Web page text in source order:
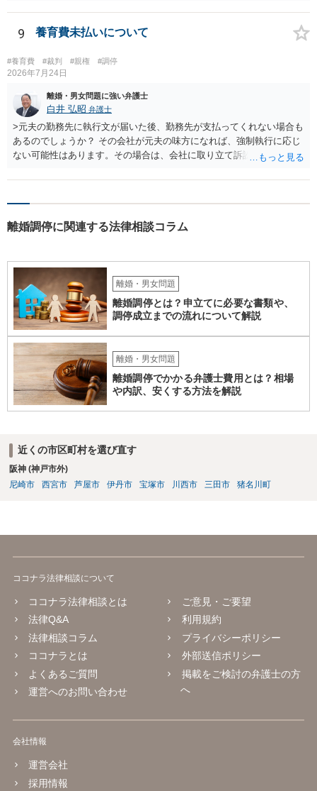
すので、 最終的に請求が認められるか否かが問題になるのは、裁判に
なってからではあります。） 問題は、不倫はなかったことと明らかに
に応じてもらうことにあったようですが、通常、相手に不倫が明らか
になることは、離婚することに障害になる事由です。 （仮に夫婦が別
そうすると、離婚するために不倫を偽装することは、通常はしないこ
とですから、 それを、偽装だったと認めてもらうためには、 客観的な
証拠を含めて、しっかりと説明する必要があると思われます。 ご質問
に対する回答は以上ですが、可能であれば、ご依頼になるかは別にし
て、お近くの弁護士に直接相談されて、今後の対応についてアドバイ
9 養育費未払いについて
#養育費 #裁判 #親権 #調停
2026年7月24日
離婚・男女問題に強い弁護士
白井 弘昭 弁護士
>元夫の勤務先に執行文が届いた後、勤務先が支払ってくれない場合も
あるのでしょうか？ その会社が元夫の味方になれば、強制執行に応じ
ない可能性はあります。その場合は、会社に取り立て訴訟を行うこと
押さえ、元夫名義の車の差し押さえ競売などを検討します。 ＞何もで
す。 ＞他の弁護士さんに再度依頼できるのでしょうか？ できます。た
離婚調停に関連する法律相談コラム
離婚・男女問題
離婚調停とは？申立てに必要な書類や、
調停成立までの流れについて解説
離婚・男女問題
離婚調停でかかる弁護士費用とは？相場
や内訳、安くする方法を解説
近くの市区町村を選び直す
阪神 (神戸市外)
尼崎市
西宮市 芦屋市 伊丹市 宝塚市 川西市 三田市 猪名川町
ココナラ法律相談について
ココナラ法律相談とは
法律Q&A
法律相談コラム
ココナラとは
よくあるご質問
運営へのお問い合わせ
ご意見・ご要望
利用規約
プライバシーポリシー
外部送信ポリシー
掲載をご検討の弁護士の方
へ
会社情報
運営会社
採用情報